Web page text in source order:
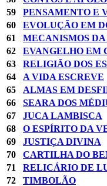
59
PENSAMENTO E
60
EVOLUÇÃO EM
61
MECANISMOS
62
EVANGELHO EM
63
RELIGIÃO DOS
64
A VIDA ESCREVE
65
ALMAS EM
66
SEARA DOS
67
JUCA LAMBISCA
68
O ESPÍRITO DA
69
JUSTIÇA DIVINA
70
CARTILHA DO
71
RELICÁRIO DE
72
TIMBOLÃO